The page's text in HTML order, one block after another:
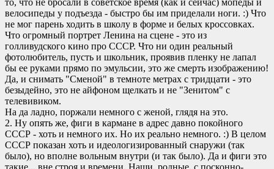
то, что не бросали в советское время (как и сейчас) мопеды и
велосипеды у подъезда - быстро бы им приделали ноги. :) Что
не мог парень ходить в школу в форме и белых кроссовках.
Что огромный портрет Ленина на сцене - это из
голливудского кино про СССР. Что ни один реальный
фотолюбитель, пусть и школьник, проявив пленку не лапал
бы ее руками прямо по эмульсии, это же смерть изображению!
Да, и снимать "Сменой" в темноте метрах с тридцати - это
безыдейно, это не айфоном щелкать и не "Зенитом" с
телевивиком.
На да ладно, поржали немного с женой, глядя на это.
2. Ну опять же, фиги в кармане в адрес давно покойного
СССР - хоть и немного их. Но их реально немного. :) В целом
СССР показан хоть и идеологизированный снаружи (так
было), но вполне вольным внутри (и так было). Да и фиги это
такие... вне строя и времени. Наши, родные, с посконно-